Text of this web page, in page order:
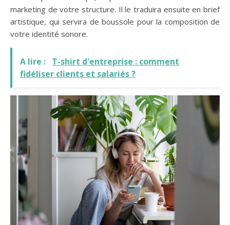
marketing de votre structure. Il le traduira ensuite en brief
artistique, qui servira de boussole pour la composition de
votre identité sonore.
A lire : T-shirt d'entreprise : comment
fidéliser clients et salariés ?